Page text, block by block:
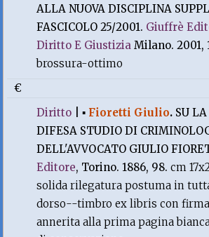
ALLA NUOVA DISCIPLINA
FASCICOLO 25/2001. Giuffrè
Diritto E Giustizia Milano. 2001,
brossura-ottimo
€
Diritto |▪ Fioretti Giulio. SU
DIFESA STUDIO DI
DELL'AVVOCATO GIULIO
Editore, Torino. 1886, 98.cm
solida rilegatura postuma in
dorso--timbro ex libris con
annerita alla prima pagina